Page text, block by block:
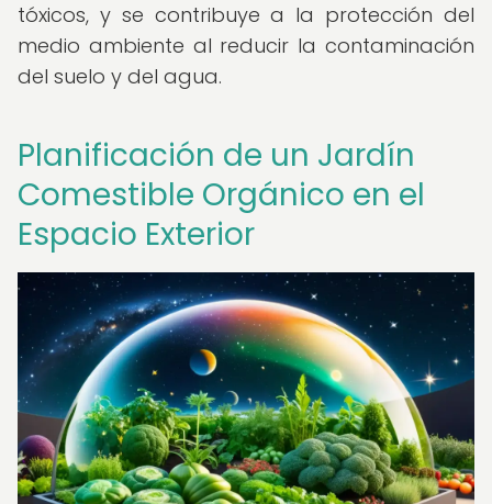
tóxicos, y se contribuye a la protección del
medio ambiente al reducir la contaminación
del suelo y del agua.
Planificación de un Jardín
Comestible Orgánico en el
Espacio Exterior